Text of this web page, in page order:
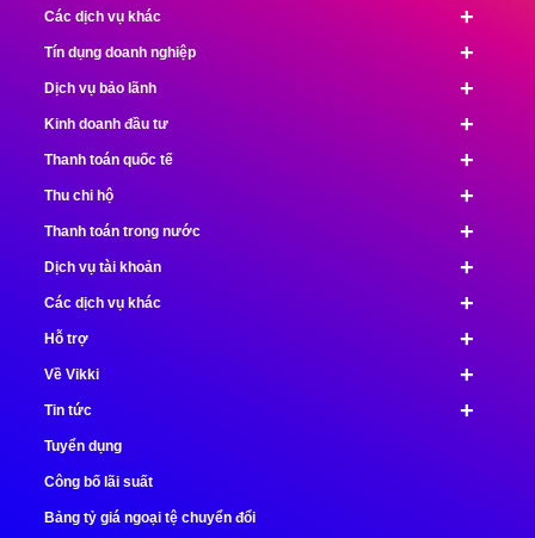
+
Các dịch vụ khác
+
Tín dụng doanh nghiệp
+
Dịch vụ bảo lãnh
+
Kinh doanh đầu tư
+
Thanh toán quốc tế
+
Thu chi hộ
+
Thanh toán trong nước
+
Dịch vụ tài khoản
+
Các dịch vụ khác
+
Hỗ trợ
+
Về Vikki
+
Tin tức
Tuyển dụng
Công bố lãi suất
Bảng tỷ giá ngoại tệ chuyển đổi